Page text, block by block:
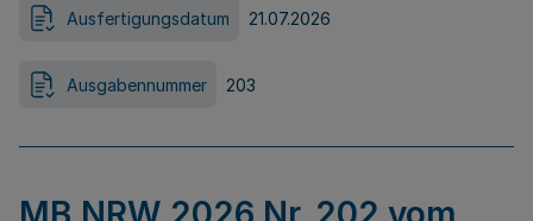
Ausfertigungsdatum 21.07.2026
Ausgabennummer 203